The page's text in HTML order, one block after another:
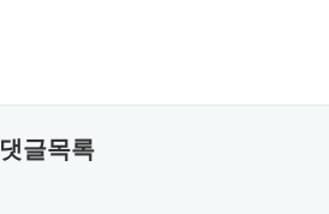
댓글목록